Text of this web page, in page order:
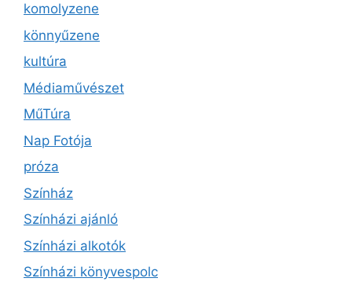
komolyzene
könnyűzene
kultúra
Médiaművészet
MűTúra
Nap Fotója
próza
Színház
Színházi ajánló
Színházi alkotók
Színházi könyvespolc